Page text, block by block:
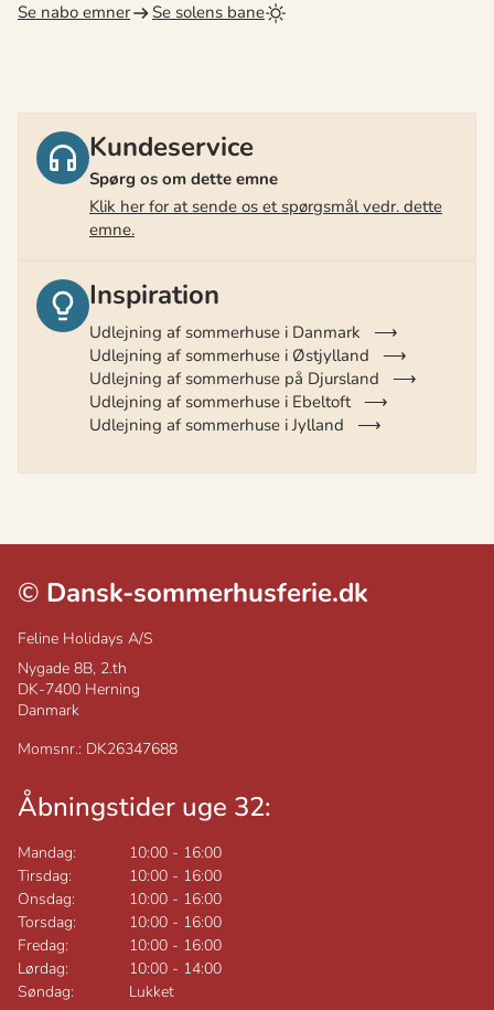
Se nabo emner Se solens bane
Kundeservice
Spørg os om dette emne
Klik her for at sende os et spørgsmål vedr. dette
emne.
Inspiration
Udlejning af sommerhuse i Danmark
Udlejning af sommerhuse i Østjylland
Udlejning af sommerhuse på Djursland
Udlejning af sommerhuse i Ebeltoft
Udlejning af sommerhuse i Jylland
© Dansk-sommerhusferie.dk
Feline Holidays A/S
Nygade 8B, 2.th
DK-7400 Herning
Danmark
Momsnr.: DK26347688
Åbningstider uge 32:
Mandag: 10:00 - 16:00
Tirsdag:
10:00 - 16:00
Onsdag:
10:00 - 16:00
Torsdag:
10:00 - 16:00
Fredag:
10:00 - 16:00
Lørdag:
10:00 - 14:00
Søndag:
Lukket